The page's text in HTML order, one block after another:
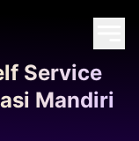
Service
Mandiri